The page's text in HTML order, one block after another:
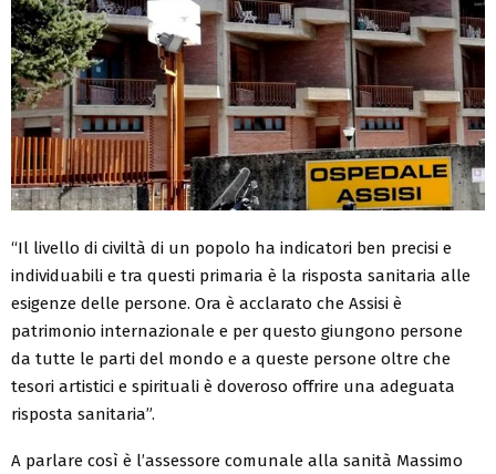
“Il livello di civiltà di un popolo ha indicatori ben precisi e
individuabili e tra questi primaria è la risposta sanitaria alle
esigenze delle persone. Ora è acclarato che Assisi è
patrimonio internazionale e per questo giungono persone
da tutte le parti del mondo e a queste persone oltre che
tesori artistici e spirituali è doveroso offrire una adeguata
risposta sanitaria”.
A parlare così è l’assessore comunale alla sanità Massimo